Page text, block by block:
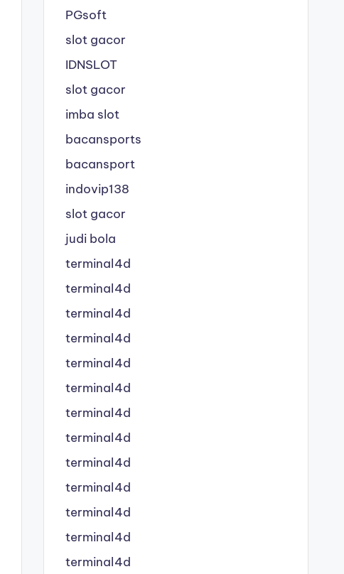
PGsoft
slot gacor
IDNSLOT
slot gacor
imba slot
bacansports
bacansport
indovip138
slot gacor
judi bola
terminal4d
terminal4d
terminal4d
terminal4d
terminal4d
terminal4d
terminal4d
terminal4d
terminal4d
terminal4d
terminal4d
terminal4d
terminal4d